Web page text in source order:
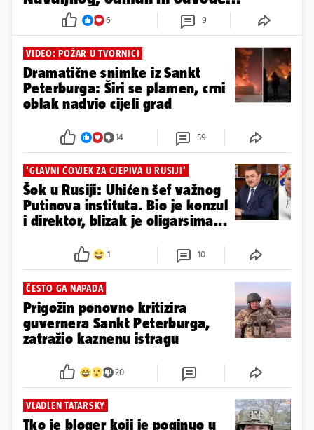
6 9
VIDEO: POŽAR U TVORNICI
Dramatične snimke iz Sankt
Peterburga: Širi se plamen, crni
oblak nadvio cijeli grad
14 59
'GLAVNI ČOVJEK ZA CJEPIVA U RUSIJI'
Šok u Rusiji: Uhićen šef važnog
Putinova instituta. Bio je konzul
i direktor, blizak je oligarsima...
1 10
ČESTO GA NAPADA
Prigožin ponovno kritizira
guvernera Sankt Peterburga,
zatražio kaznenu istragu
20
VLADLEN TATARSKY
Tko je bloger koji je poginuo u